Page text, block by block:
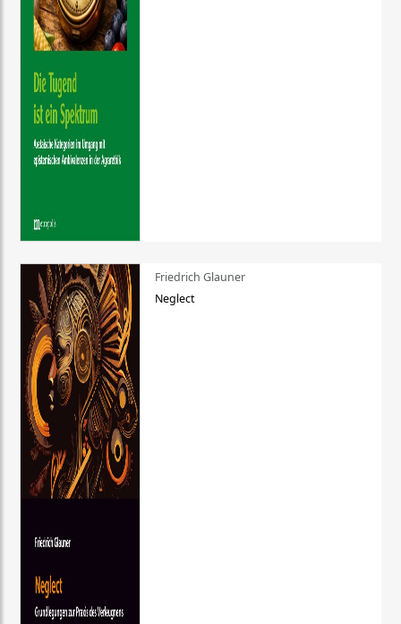
Friedrich Glauner
Neglect